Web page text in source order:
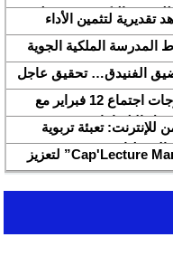
للتربية والتكوين بجهة طنجة
تقديرية لتثمين الأداء
المدرسة الملكية الجوية
الفنيدق… تحقيق عاجل
النقابات التعليمية الخمس تكشف مخرجات اجتماع 12 فبراير مع
الالتزامات
للإنترنت: تعبئة تربوية
الاصطناعي
إطلاق النسخة الأولى من مسابقة “Cap'Lecture Maroc” لتعزيز